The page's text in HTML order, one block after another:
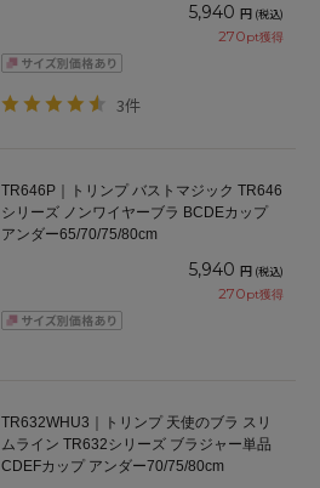
5,940 円 (税込)
270pt獲得
3件
TR646P｜トリンプ バストマジック TR646
シリーズ ノンワイヤーブラ BCDEカップ
アンダー65/70/75/80cm
5,940 円 (税込)
270pt獲得
TR632WHU3｜トリンプ 天使のブラ スリ
ムライン TR632シリーズ ブラジャー単品
CDEFカップ アンダー70/75/80cm